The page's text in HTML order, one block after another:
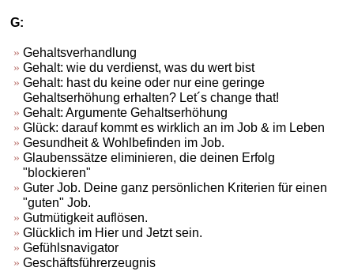
G:
Gehaltsverhandlung
Gehalt: wie du verdienst, was du wert bist
Gehalt: hast du keine oder nur eine geringe
Gehaltserhöhung erhalten? Let´s change that!
Gehalt: Argumente Gehaltserhöhung
Glück: darauf kommt es wirklich an im Job & im Leben
Gesundheit & Wohlbefinden im Job.
Glaubenssätze eliminieren, die deinen Erfolg
"blockieren"
Guter Job. Deine ganz persönlichen Kriterien für einen
"guten" Job.
Gutmütigkeit auflösen.
Glücklich im Hier und Jetzt sein.
Gefühlsnavigator
Geschäftsführerzeugnis